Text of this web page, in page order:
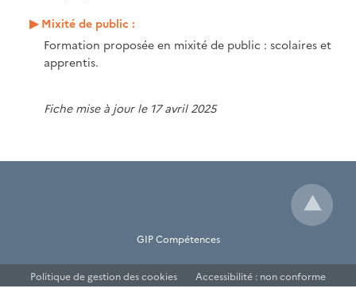
Mixité de public :
Formation proposée en mixité de public : scolaires et
apprentis.
Fiche mise à jour le 17 avril 2025
GIP Compétences
Politique de gestion des cookies Accessibilité : non conforme